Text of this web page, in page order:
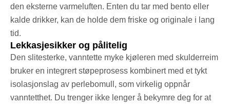
den eksterne varmeluften. Enten du tar med bento eller
kalde drikker, kan de holde dem friske og originale i lang
tid.
Lekkasjesikker og pålitelig
Den slitesterke, vanntette myke kjøleren med skulderreim
bruker en integrert støpeprosess kombinert med et tykt
isolasjonslag av perlebomull, som virkelig oppnår
vanntetthet. Du trenger ikke lenger å bekymre deg for at